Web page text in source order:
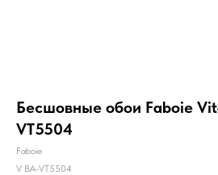
Бесшовные обои Faboie
VT5504
Faboie
V BA-VT5504